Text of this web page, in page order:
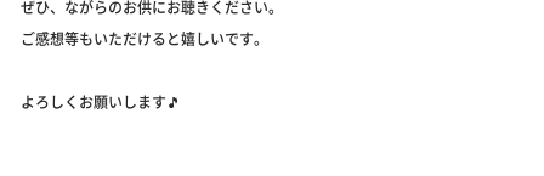
ぜひ、ながらのお供にお聴きください。
ご感想等もいただけると嬉しいです。
よろしくお願いします🎵